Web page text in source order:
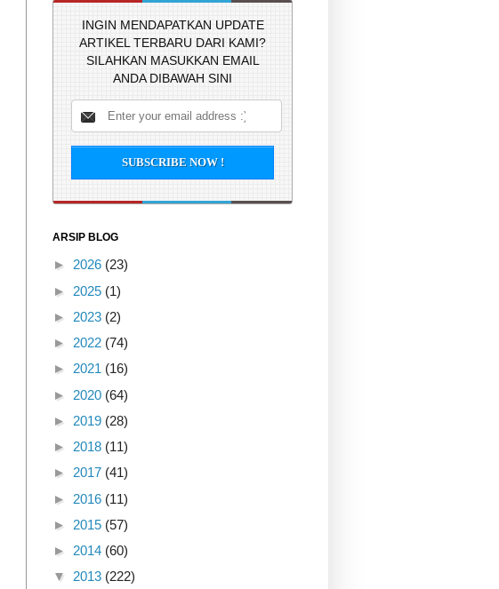
INGIN MENDAPATKAN UPDATE
ARTIKEL TERBARU DARI KAMI?
SILAHKAN MASUKKAN EMAIL
ANDA DIBAWAH SINI
ARSIP BLOG
► 2026 (23)
► 2025 (1)
► 2023 (2)
► 2022 (74)
► 2021 (16)
► 2020 (64)
► 2019 (28)
► 2018 (11)
► 2017 (41)
► 2016 (11)
► 2015 (57)
► 2014 (60)
▼ 2013 (222)